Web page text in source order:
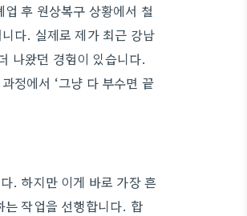
후 원상복구 상황에서 철
다. 실제로 제가 최근 강남
나왔던 경험이 있습니다.
정에서 ‘그냥 다 부수면 끝
. 하지만 이게 바로 가장 흔
는 작업을 선행합니다. 합